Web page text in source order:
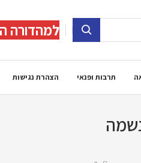
למהדורה
תרבות ופנאי הצהרת נגישות